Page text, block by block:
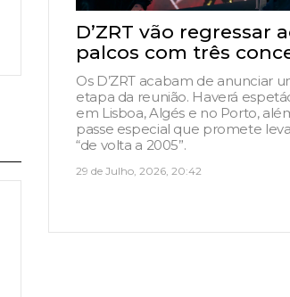
D’ZRT vão regressar
palcos com três
Os D’ZRT acabam de anunciar
etapa da reunião. Haverá
em Lisboa, Algés e no Porto,
passe especial que promete
“de volta a 2005”.
29 de Julho, 2026, 20:42